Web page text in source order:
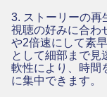
3. ストーリーの再
視聴の好みに合わ
や2倍速にして素
として細部まで見
軟性により、時間
に集中できます。